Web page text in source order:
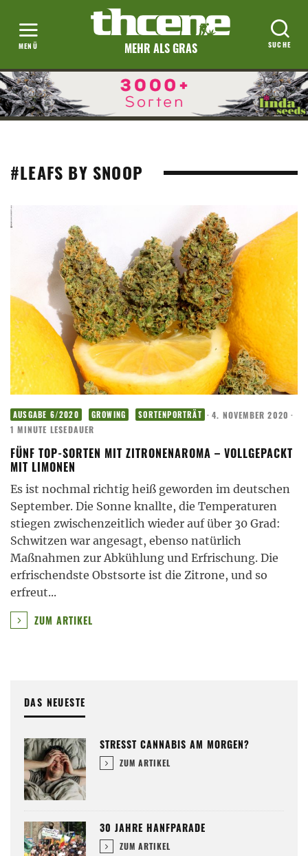
MEHR ALS GRAS
#LEAFS BY SNOOP
AUSGABE 6/2020 GROWING SORTENPORTRÄT · 4. NOVEMBER 2020 ·
1 MINUTE LESEDAUER
FÜNF TOP-SORTEN MIT ZITRONENAROMA – VOLLGEPACKT
MIT LIMONEN
Es ist nochmal richtig heiß geworden im deutschen
September. Die Sonne knallte, die Temperaturen
stiegen zwischenzeitlich wieder auf über 30 Grad:
Schwitzen war angesagt, ebenso natürlich
Maßnahmen zur Abkühlung und Erfrischung. Die
erfrischendste Obstsorte ist die Zitrone, und so
erfreut...
ZUM ARTIKEL
DAS NEUESTE
STRESST CANNABIS AM MORGEN?
ZUM ARTIKEL
30 JAHRE HANFPARADE
ZUM ARTIKEL